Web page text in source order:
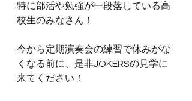
特に部活や勉強が一段落している高
校生のみなさん！
今から定期演奏会の練習で休みがな
くなる前に、是非JOKERSの見学に
来てください！